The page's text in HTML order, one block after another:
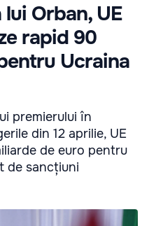
Orban, UE
rapid 90
Ucraina
premierului în
din 12 aprilie, UE
de euro pentru
de sancțiuni